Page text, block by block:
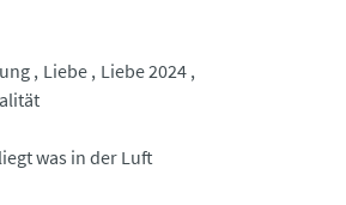
Liebe Liebe 2024
was in der Luft